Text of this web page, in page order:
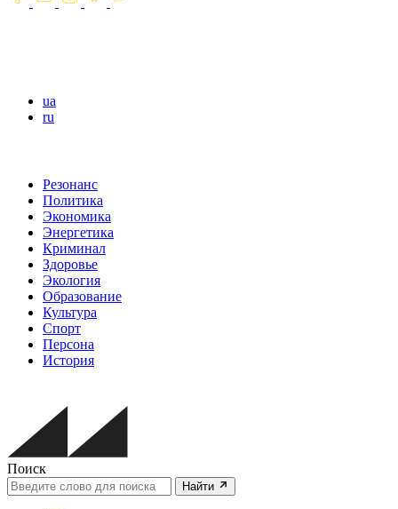
ua
ru
Резонанс
Политика
Экономика
Энергетика
Криминал
Здоровье
Экология
Образование
Культура
Спорт
Персона
История
Поиск
Найти